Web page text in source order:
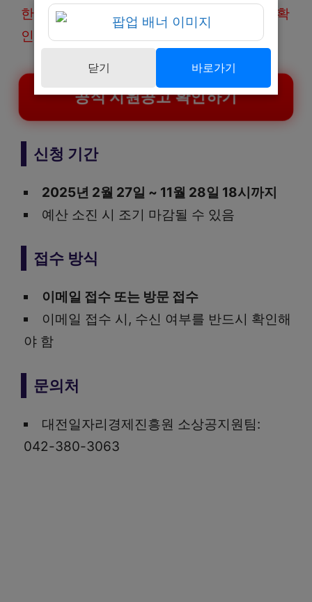
한 지원공고는 아래 대전비즈 홈페이지에서 확
인해보세요
공식 지원공고 확인하기
신청 기간
2025년 2월 27일 ~ 11월 28일 18시까지
예산 소진 시 조기 마감될 수 있음
접수 방식
이메일 접수 또는 방문 접수
이메일 접수 시, 수신 여부를 반드시 확인해
야 함
문의처
대전일자리경제진흥원 소상공지원팀:
042-380-3063
닫기 바로가기